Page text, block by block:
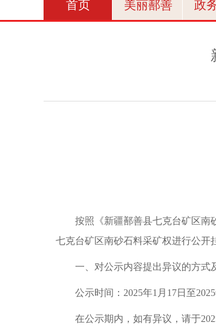
首页 美丽鄯善 政
按照《新疆鄯善县七克台矿区南
七克台矿区南砂石料采矿权进行公开
一、对公示内容提出异议的方式
公示时间： 2025年1 月 17日至2025
在公示期内，如有异议，请于202